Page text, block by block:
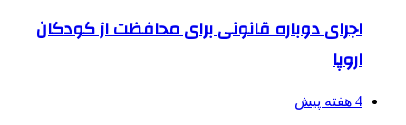
اجرای دوباره قانونی برای محافظت از کودکان
اروپا
4 هفته پیش